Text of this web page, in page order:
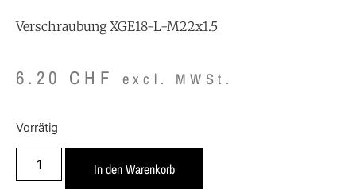
Verschraubung XGE18-L-M22x1.5
6.20 CHF excl. MWSt.
Vorrätig
In den Warenkorb